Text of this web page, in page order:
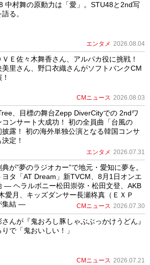
中村舞の原動力は「愛」。STU48と2nd写
る。
エンタメ 2026.08.04
ＶＥ佐々木舞香さん、アルパカ役に挑戦！
美里さん、野口衣織さんがソフトバンクCM
CMニュース 2026.08.03
、目標の舞台Zepp DiverCityでの 2ndワ
コンサート大成功！ 初の全員曲「台風の
披露！ 初の海外単独公演となる韓国コンサ
定！
エンタメ 2026.07.31
が”夢のラジオカー”で地元・愛知に夢を。
ヨタ「AT Dream」新TVCM、8月1日オンエ
― ヘラルボニー松田崇弥・松田文登、AKB
愛月、キッズダンサー長瀬柊真（ＥＸＰ
集結 ―
CMニュース 2026.07.30
んが『鬼おろし豚しゃぶぶっかけうどん』
で「鬼おいしい！」
CMニュース 2026.07.21